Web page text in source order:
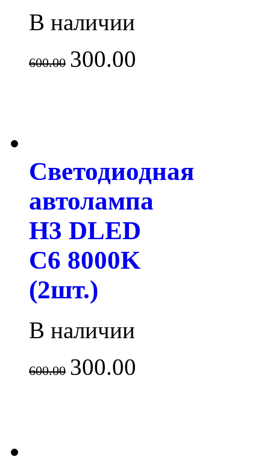
В наличии
600.00 300.00
Светодиодная
автолампа
H3 DLED
C6 8000K
(2шт.)
В наличии
600.00 300.00